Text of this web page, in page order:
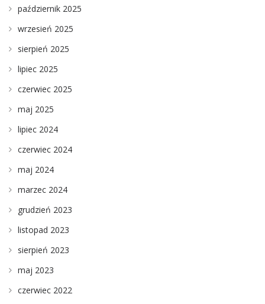
październik 2025
wrzesień 2025
sierpień 2025
lipiec 2025
czerwiec 2025
maj 2025
lipiec 2024
czerwiec 2024
maj 2024
marzec 2024
grudzień 2023
listopad 2023
sierpień 2023
maj 2023
czerwiec 2022